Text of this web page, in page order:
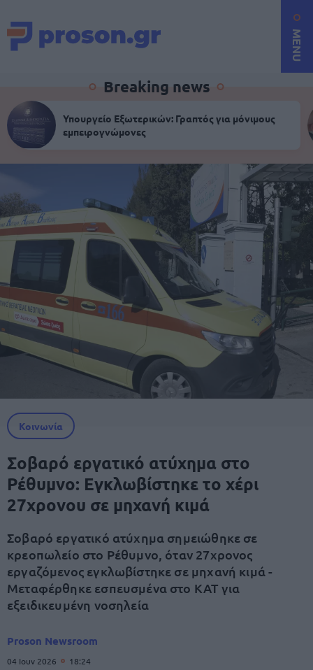
MENU
Breaking news
Υπουργείο Εξωτερικών: Γραπτός για μόνιμους
εμπειρογνώμονες
Κοινωνία
Σοβαρό εργατικό ατύχημα στο
Ρέθυμνο: Εγκλωβίστηκε το χέρι
27χρονου σε μηχανή κιμά
Σοβαρό εργατικό ατύχημα σημειώθηκε σε
κρεοπωλείο στο Ρέθυμνο, όταν 27χρονος
εργαζόμενος εγκλωβίστηκε σε μηχανή κιμά -
Μεταφέρθηκε εσπευσμένα στο ΚΑΤ για
εξειδικευμένη νοσηλεία
Proson Newsroom
04 Ιουν 2026 18:24